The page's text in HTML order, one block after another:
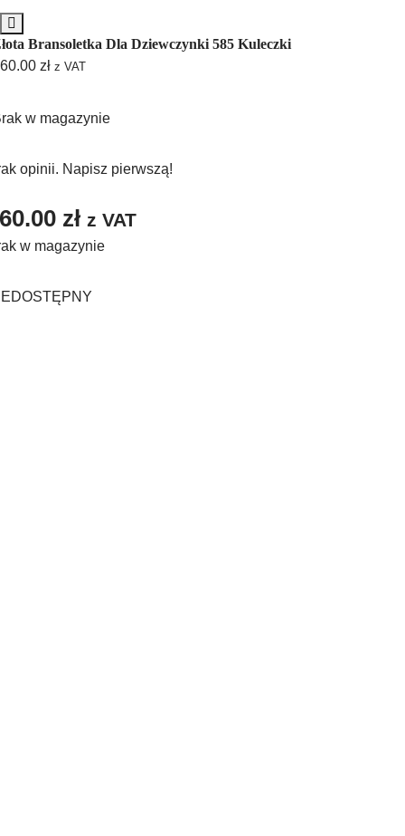
Bransoletka Dla Dziewczynki 585 Kuleczki
zł z VAT
w magazynie
opinii. Napisz pierwszą!
zł z VAT
w magazynie